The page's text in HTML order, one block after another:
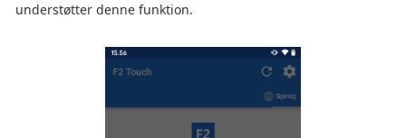
understøtter denne funktion.